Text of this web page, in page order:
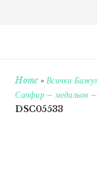
Home»Всички
Сапфир –
DSC05533